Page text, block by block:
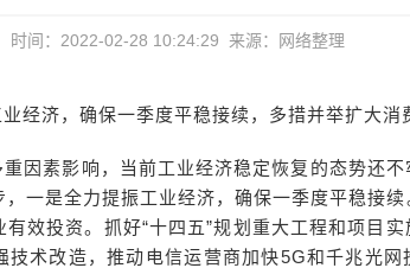
时间：2022-02-28 10:24:29 来源：网络整理
经济，确保一季度平稳接续，多措并举扩大消
因素影响，当前工业经济稳定恢复的态势还
一是全力提振工业经济，确保一季度平稳接
效投资。抓好“十四五”规划重大工程和项目
技术改造，推动电信运营商加快5G和千兆光